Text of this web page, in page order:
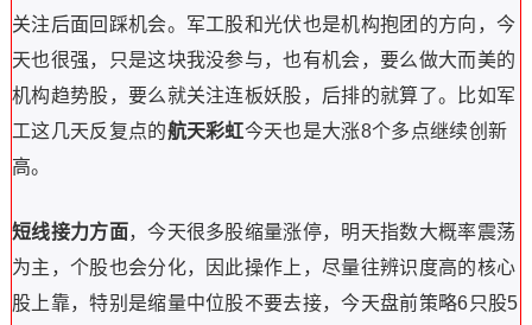
关注后面回踩机会。军工股和光伏也是机构抱团的方向，今
天也很强，只是这块我没参与，也有机会，要么做大而美的
机构趋势股，要么就关注连板妖股，后排的就算了。比如军
工这几天反复点的航天彩虹今天也是大涨8个多点继续创新
高。
短线接力方面，今天很多股缩量涨停，明天指数大概率震荡
为主，个股也会分化，因此操作上，尽量往辨识度高的核心
股上靠，特别是缩量中位股不要去接，今天盘前策略6只股5